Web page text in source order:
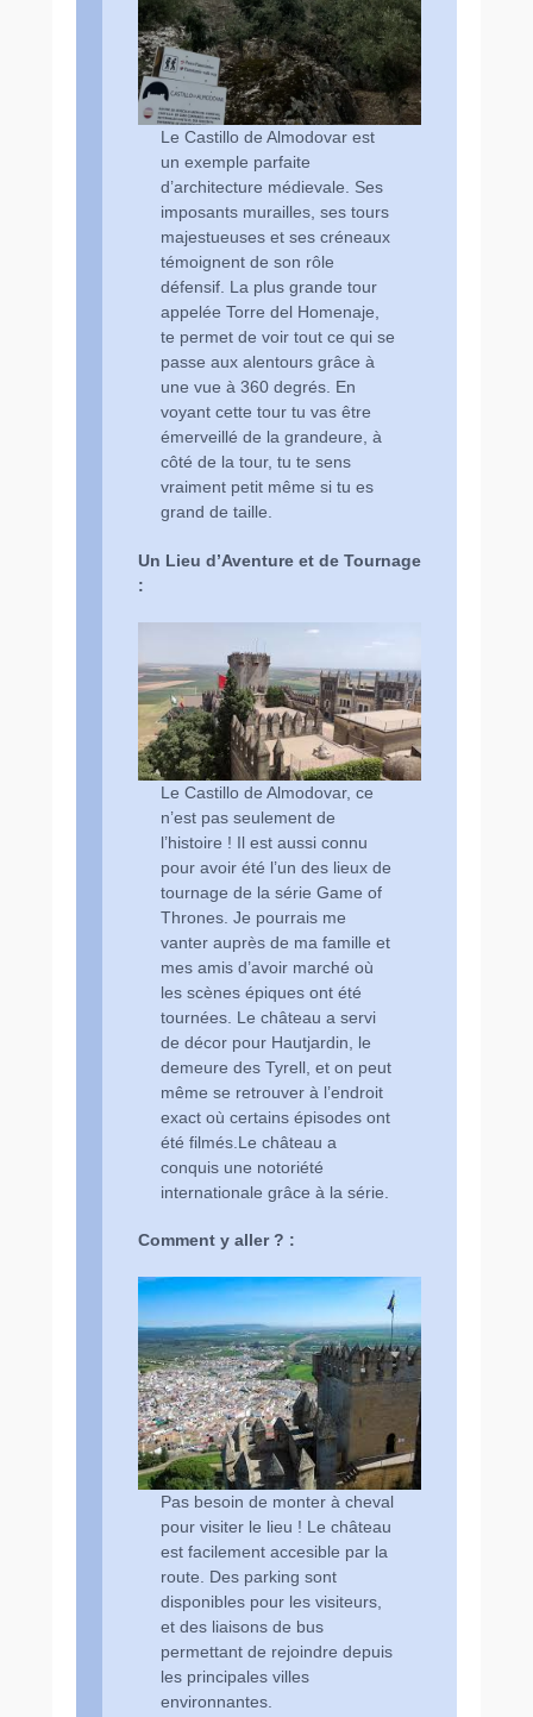
Le Castillo de Almodovar est
un exemple parfaite
d’architecture médievale. Ses
imposants murailles, ses tours
majestueuses et ses créneaux
témoignent de son rôle
défensif. La plus grande tour
appelée Torre del Homenaje,
te permet de voir tout ce qui se
passe aux alentours grâce à
une vue à 360 degrés. En
voyant cette tour tu vas être
émerveillé de la grandeure, à
côté de la tour, tu te sens
vraiment petit même si tu es
grand de taille.
Un Lieu d’Aventure et de Tournage
:
Le Castillo de Almodovar, ce
n’est pas seulement de
l’histoire ! Il est aussi connu
pour avoir été l’un des lieux de
tournage de la série Game of
Thrones. Je pourrais me
vanter auprès de ma famille et
mes amis d’avoir marché où
les scènes épiques ont été
tournées. Le château a servi
de décor pour Hautjardin, le
demeure des Tyrell, et on peut
même se retrouver à l’endroit
exact où certains épisodes ont
été filmés.Le château a
conquis une notoriété
internationale grâce à la série.
Comment y aller ? :
Pas besoin de monter à cheval
pour visiter le lieu ! Le château
est facilement accesible par la
route. Des parking sont
disponibles pour les visiteurs,
et des liaisons de bus
permettant de rejoindre depuis
les principales villes
environnantes.